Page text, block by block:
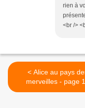
rien à
<br />
< Alice au pays des
merveilles - page